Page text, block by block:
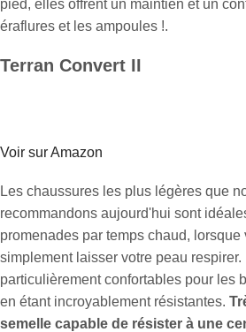
pied, elles offrent un maintien et un
éraflures et les ampoules !.
Terran Convert II
Voir sur Amazon
Les chaussures les plus légères que
recommandons aujourd'hui sont
promenades par temps chaud, lorsque
simplement laisser votre peau respirer.
particulièrement confortables pour les
en étant incroyablement résistantes.
semelle capable de résister à une